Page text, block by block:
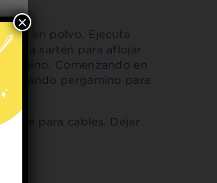
en polvo. Ejecuta
de la sartén para aflojar
Comenzando en
usando pergamino para
para cables. Dejar
×